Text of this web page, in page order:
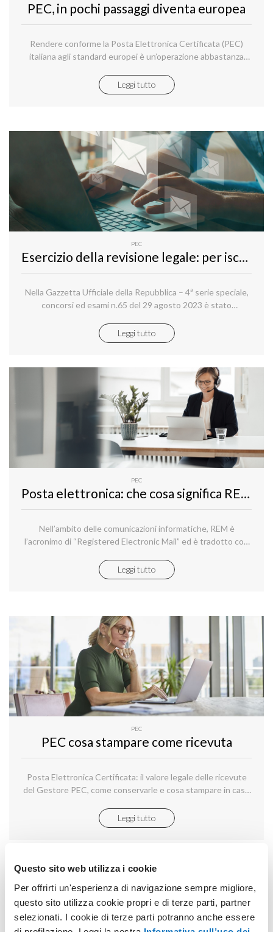
Questo sito web utilizza i cookie
Per offrirti un'esperienza di navigazione sempre migliore,
questo sito utilizza cookie propri e di terze parti, partner
selezionati. I cookie di terze parti potranno anche essere
PEC, in pochi passaggi diventa europea
Rendere conforme la Posta Elettronica Certificata (PEC)
italiana agli standard europei è un’operazione abbastanza
Europa, per lo scambio sicuro di comunicazioni con valore
legale: sono già due milioni gli utenti che hanno fatto questo
Leggi tutto
PEC
Esercizio della revisione legale: per iscriversi alla sessione d'esame di idoneità professionale per l’abilitazione serve la PEC
Nella Gazzetta Ufficiale della Repubblica – 4ª serie speciale,
concorsi ed esami n.65 del 29 agosto 2023 è stato
d'esame di idoneità professionale per l'abilitazione
all'esercizio della revisione legale.
Leggi tutto
PEC
Posta elettronica: che cosa significa REM?
Nell’ambito delle comunicazioni informatiche, REM è
l’acronimo di “Registered Electronic Mail” ed è tradotto con
individua un protocollo informatico dei servizi di posta
elettronica che soddisfa appieno i requisiti previsti dal
identificazione elettronica e servizi fiduciari.
Leggi tutto
PEC
PEC cosa stampare come ricevuta
Posta Elettronica Certificata: il valore legale delle ricevute
del Gestore PEC, come conservarle e cosa stampare in caso
Leggi tutto